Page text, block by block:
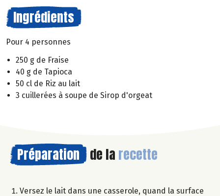
Ingrédients
Pour 4 personnes
250 g de Fraise
40 g de Tapioca
50 cl de Riz au lait
3 cuillerées à soupe de Sirop d'orgeat
Préparation de la recette
Versez le lait dans une casserole, quand la surface